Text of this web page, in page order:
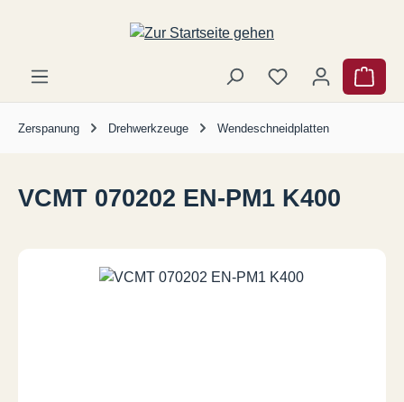
Zum Hauptinhalt springen
Zerspanung Drehwerkzeuge Wendeschneidplatten
VCMT 070202 EN-PM1 K400
Bildergalerie überspringen